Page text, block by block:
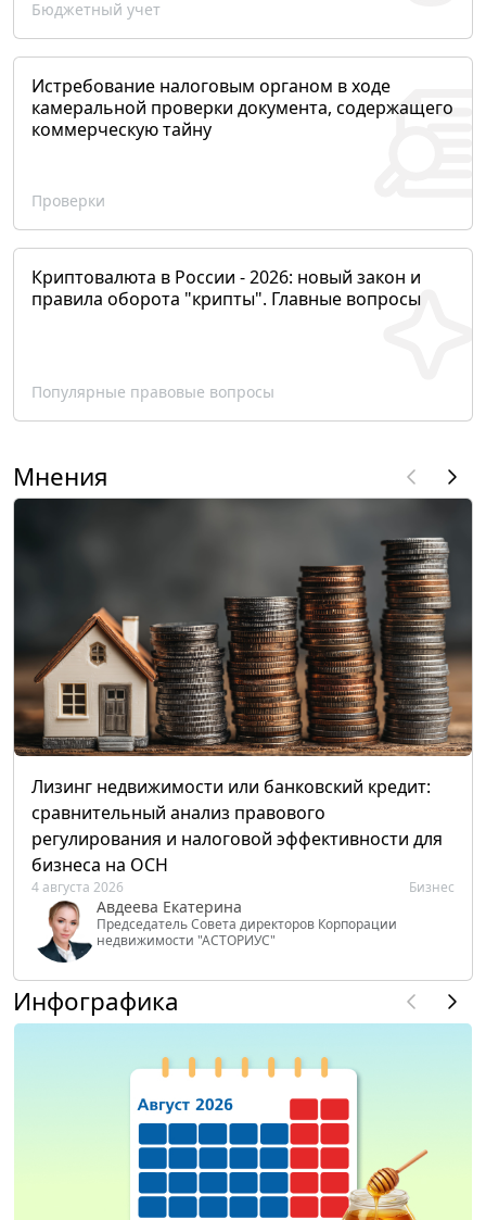
Бюджетный учет
Истребование налоговым органом в ходе
камеральной проверки документа, содержащего
коммерческую тайну
Проверки
Криптовалюта в России - 2026: новый закон и
правила оборота "крипты". Главные вопросы
Популярные правовые вопросы
Мнения
Лизинг недвижимости или банковский кредит:
сравнительный анализ правового
регулирования и налоговой эффективности для
бизнеса на ОСН
4 августа 2026 Бизнес
Авдеева Екатерина
Председатель Совета директоров Корпорации
недвижимости "АСТОРИУС"
Инфографика